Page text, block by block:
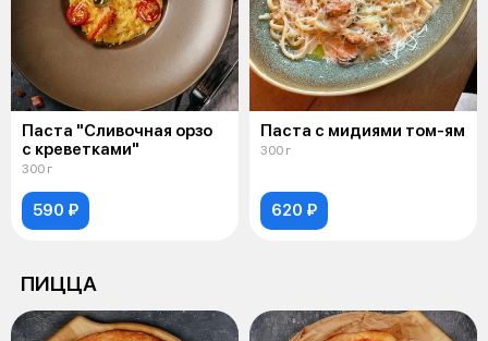
Паста "Сливочная орзо
с креветками"
300 г
590 ₽
Паста с мидиями том-ям
300 г
620 ₽
ПИЦЦА